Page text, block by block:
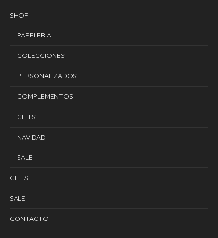
SHOP
PAPELERIA
COLECCIONES
PERSONALIZADOS
COMPLEMENTOS
GIFTS
NAVIDAD
SALE
GIFTS
SALE
CONTACTO